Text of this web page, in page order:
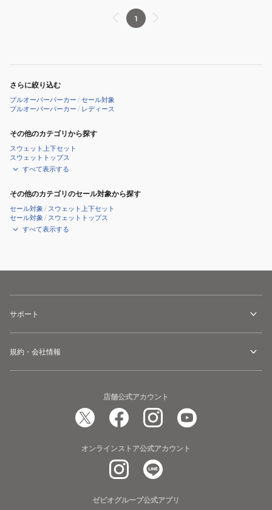
1
さらに絞り込む
プルオーバーパーカー /セール対象
プルオーバーパーカー / レディース
その他のカテゴリから探す
スウェット上下セット
スウェットトップス
すべて表示する
その他のカテゴリのセール対象から探す
セール対象 / スウェット上下セット
セール対象 / スウェットトップス
すべて表示する
サポート
規約・会社情報
店舗公式アカウント
オンラインストア公式アカウント
ゼビオグループ公式アプリ